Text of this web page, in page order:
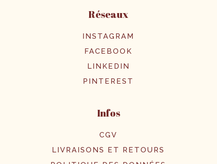
Réseaux
INSTAGRAM
FACEBOOK
LINKEDIN
PINTEREST
Infos
CGV
LIVRAISONS ET RETOURS